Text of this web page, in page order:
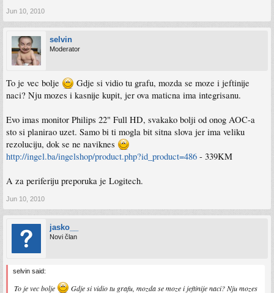
Jun 10, 2010
selvin
Moderator
To je vec bolje
Gdje si vidio tu grafu, mozda se moze i jeftinije
naci? Nju mozes i kasnije kupit, jer ova maticna ima integrisanu.
Evo imas monitor Philips 22" Full HD, svakako bolji od onog AOC-a
sto si planirao uzet. Samo bi ti mogla bit sitna slova jer ima veliku
rezoluciju, dok se ne naviknes
http://ingel.ba/ingelshop/product.php?id_product=486 - 339KM
A za periferiju preporuka je Logitech.
Jun 10, 2010
jasko__
Novi član
selvin said:
To je vec bolje
Gdje si vidio tu grafu, mozda se moze i jeftinije naci? Nju mozes